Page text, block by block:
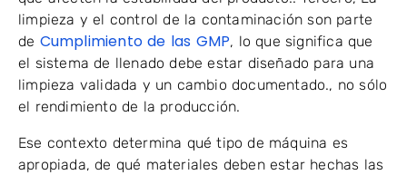
limpieza y el control de la contaminación son parte
de Cumplimiento de las GMP, lo que significa que
el sistema de llenado debe estar diseñado para una
limpieza validada y un cambio documentado., no sólo
el rendimiento de la producción.
Ese contexto determina qué tipo de máquina es
apropiada, de qué materiales deben estar hechas las